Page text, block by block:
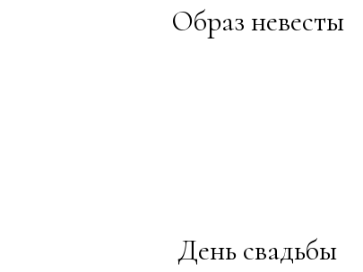
Образ невесты
День свадьбы